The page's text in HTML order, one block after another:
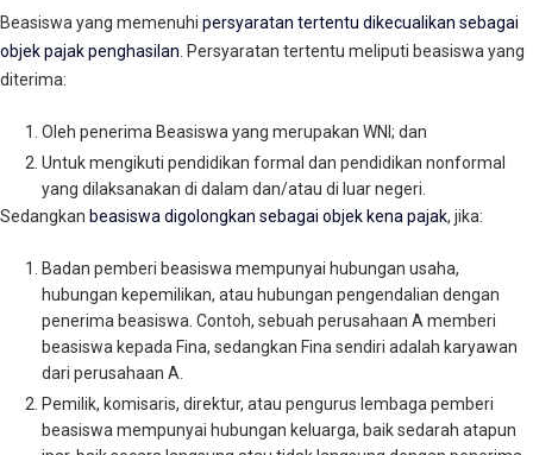
Beasiswa yang memenuhi persyaratan tertentu dikecualikan sebagai
objek pajak penghasilan . Persyaratan tertentu meliputi beasiswa yang
diterima:
Oleh penerima Beasiswa yang merupakan WNI; dan
Untuk mengikuti pendidikan formal dan pendidikan nonformal
yang dilaksanakan di dalam dan/atau di luar negeri.
Sedangkan beasiswa digolongkan sebagai objek kena pajak, jika:
Badan pemberi beasiswa mempunyai hubungan usaha,
hubungan kepemilikan, atau hubungan pengendalian dengan
penerima beasiswa. Contoh, sebuah perusahaan A memberi
beasiswa kepada Fina, sedangkan Fina sendiri adalah karyawan
dari perusahaan A.
Pemilik, komisaris, direktur, atau pengurus lembaga pemberi
beasiswa mempunyai hubungan keluarga, baik sedarah atapun